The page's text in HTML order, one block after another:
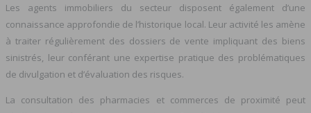
Les agents immobiliers du secteur disposent également d’une
connaissance approfondie de l’historique local. Leur activité les amène
à traiter régulièrement des dossiers de vente impliquant des biens
sinistrés, leur conférant une expertise pratique des problématiques
de divulgation et d’évaluation des risques.
La consultation des pharmacies et commerces de proximité peut